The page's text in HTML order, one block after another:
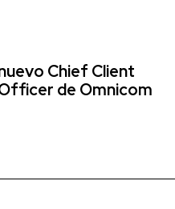
Chief Client
de Omnicom